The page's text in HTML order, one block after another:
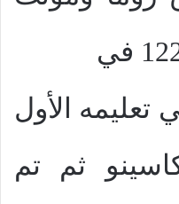
تعليمه الأول
ثم تم